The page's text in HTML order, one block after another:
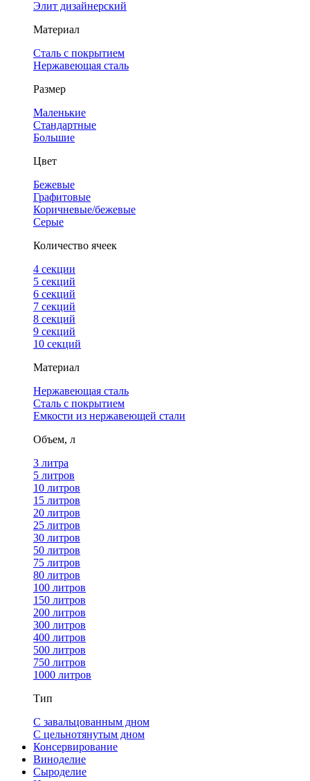
Элит дизайнерский
Материал
Сталь с покрытием
Нержавеющая сталь
Размер
Маленькие
Стандартные
Большие
Цвет
Бежевые
Графитовые
Коричневые/бежевые
Серые
Количество ячеек
4 cекции
5 секций
6 секций
7 секций
8 секций
9 секций
10 секций
Материал
Нержавеющая сталь
Сталь с покрытием
Емкости из нержавеющей стали
Объем, л
3 литра
5 литров
10 литров
15 литров
20 литров
25 литров
30 литров
50 литров
75 литров
80 литров
100 литров
150 литров
200 литров
300 литров
400 литров
500 литров
750 литров
1000 литров
Тип
С завальцованным дном
С цельнотянутым дном
Консервирование
Виноделие
Сыроделие